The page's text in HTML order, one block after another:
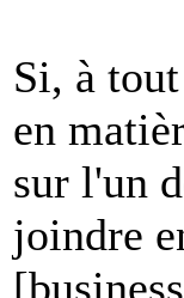
Si, à
en
sur l'un
joindre